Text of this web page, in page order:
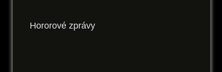
Hororové zprávy